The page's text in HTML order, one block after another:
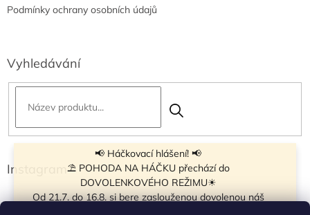
📢 Háčkovací hlášení! 📢
⛱ POHODA NA HÁČKU přechází do
DOVOLENKOVÉHO REŽIMU☀
Od 21.7. do 16.8. si bere zaslouženou dovolenou náš
Podmínky ochrany osobních údajů
Vyhledávání
Instagram